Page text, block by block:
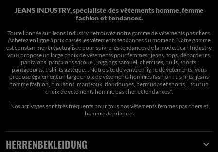
JEANS INDUSTRY, spécialiste des vêtements homme, femme
fashion et tendances.
Toute l’année sur Jeans Industry, retrouvez notre gamme de vêtements pas chers.
Achetez en ligne à prix cassés les vêtements tendances du moment. Notre gamme
est constamment réactualisée pour suivre les tendances de la mode. Jean Industry
vous propose un large choix de vêtements pour femmes : jeans, tops, débardeurs,
pantalons, pantalons sarouel, joggings sarouel, chemises, pulls, shorts,
pantacourts, t-shirts aztèque... Notre site de vente en ligne de vêtements, vous
propose également un large choix de vêtements hommes fashion : t-shirts, jeans
homme fashion, blousons, manteaux, doudounes, bermudas et shorts… tout un
choix devêtements homme pas cher et tendances*.
Nos arrivages sont très fréquents pour tous nosvêtements femmes pas cherset
hommes tendances
HERRENBEKLEIDUNG 